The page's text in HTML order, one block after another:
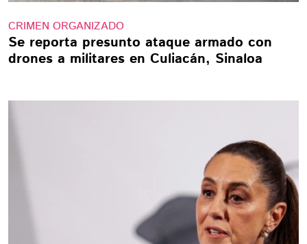
CRIMEN ORGANIZADO
Se reporta presunto ataque armado con
drones a militares en Culiacán, Sinaloa